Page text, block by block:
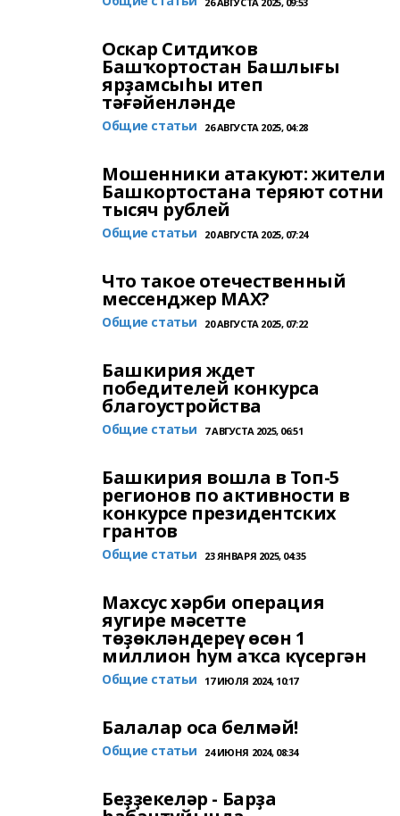
Оскар Ситдиҡов
Башҡортостан Башлығы
ярҙамсыһы итеп
тәғәйенләнде
Общие статьи 26 АВГУСТА 2025, 04:28
Мошенники атакуют: жители
Башкортостана теряют сотни
тысяч рублей
Общие статьи 20 АВГУСТА 2025, 07:24
Что такое отечественный
мессенджер MAX?
Общие статьи 20 АВГУСТА 2025, 07:22
Башкирия ждет
победителей конкурса
благоустройства
Общие статьи 7 АВГУСТА 2025, 06:51
Башкирия вошла в Топ-5
регионов по активности в
конкурсе президентских
грантов
Общие статьи 23 ЯНВАРЯ 2025, 04:35
Махсус хәрби операция
яугире мәсетте
төҙөкләндереү өсөн 1
миллион һум аҡса күсергән
Общие статьи 17 ИЮЛЯ 2024, 10:17
Балалар оса белмәй!
Общие статьи 24 ИЮНЯ 2024, 08:34
Беҙҙекеләр - Барҙа